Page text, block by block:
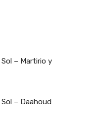
– Martirio y
– Daahoud